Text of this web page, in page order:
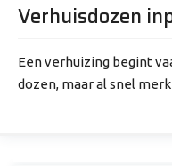
Verhuisdozen
Een verhuizing begint
dozen, maar al snel